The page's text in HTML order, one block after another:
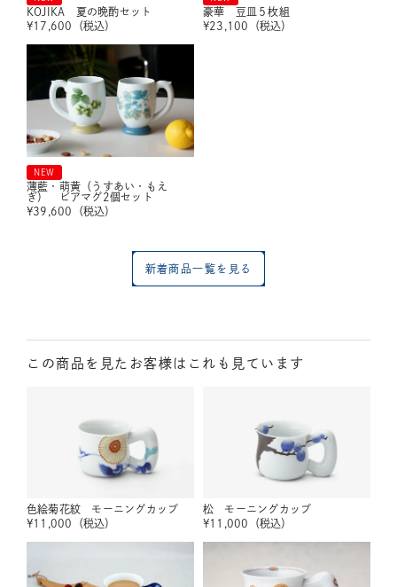
KOJIKA 夏の晩酌セット
¥17,600 （税込）
豪華 豆皿５枚組
¥23,100 （税込）
NEW
薄藍・萌黄（うすあい・もえ
ぎ） ビアマグ2個セット
¥39,600 （税込）
新着商品一覧を見る
この商品を見たお客様はこれも見ています
色絵菊花紋 モーニングカップ
¥11,000 （税込）
松 モーニングカップ
¥11,000 （税込）